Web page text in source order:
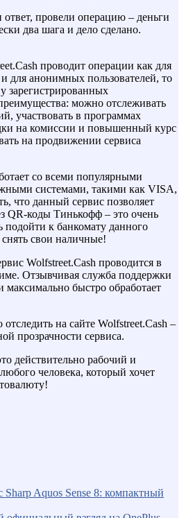
ответ, провели операцию – деньги
два шага и дело сделано.
проводит операции как для
для анонимных пользователей, то
зарегистрированных
можно отслеживать
участвовать в программах
на комиссии и повышенный курс
на продвижении сервиса
со всеми популярными
системами, такими как VISA,
что данный сервис позволяет
QR-коды Тинькофф – это очень
к банкомату данного
свои наличные!
Wolfstreet.Cash проводится в
Отзывчивая служба поддержки
максимально быстро обработает
на сайте Wolfstreet.Cash –
прозрачности сервиса.
действительно рабочий и
человека, который хочет
Sharp Aquos Sense 8: компактный